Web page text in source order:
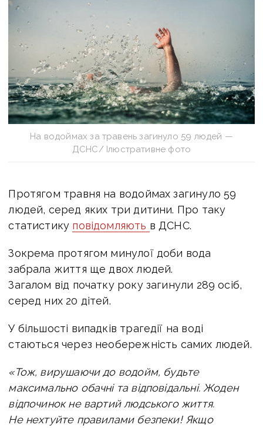
На водоймах за травень загинуло 59 людей —
ДСНС/ Ілюстративне фото
Протягом травня на водоймах загинуло 59
людей, серед яких три дитини. Про таку
статистику повідомляють в ДСНС.
Зокрема протягом минулої доби вода
забрала життя ще двох людей.
Загалом від початку року загинули 289 осіб,
серед них 20 дітей.
У більшості випадків трагедії на воді
стаються через необережність самих людей.
«Тож, вирушаючи до водойм, будьте
максимально обачні та відповідальні. Жоден
відпочинок не вартий людського життя.
Не нехтуйте правилами безпеки! Якщо